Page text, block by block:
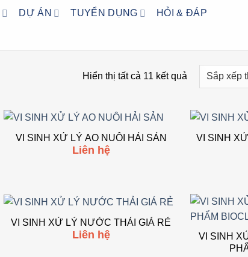
DỰ ÁN TUYỂN DỤNG HỎI & ĐÁP
Hiển thị tất cả 11 kết quảĐã
sắp
theo
mới
VI SINH XỬ LÝ AO NUÔI HẢI SẢN
Liên hệ
VI SINH
VI SINH XỬ LÝ NƯỚC THẢI GIÁ RẺ
Liên hệ
VI SINH